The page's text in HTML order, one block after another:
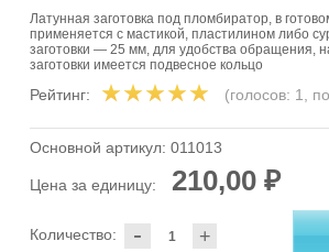
Латунная заготовка под пломбиратор, в
применяется с мастикой, пластилином либо
заготовки — 25 мм, для удобства обращения,
заготовки имеется подвесное кольцо
Рейтинг: (голосов: 1,
Основной артикул: 011013
Цена за единицу: 210,00 ₽
- +
Количество: